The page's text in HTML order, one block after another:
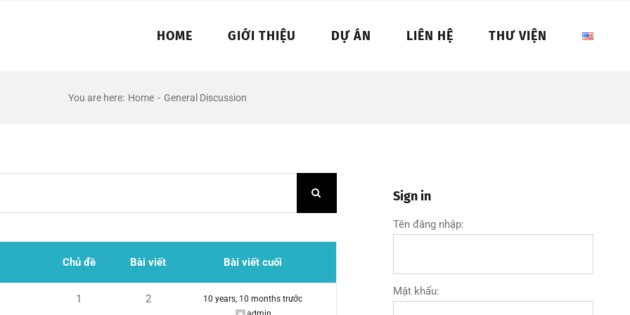
HOME GIỚI THIỆU DỰ ÁN LIÊN HỆ THƯ VIỆN
You are here: Home - General Discussion
Chủ đề Bài viết Bài viết cuối
1 2
10 years, 10 months trước
Sign in
Tên đăng nhập:
Mật khẩu: